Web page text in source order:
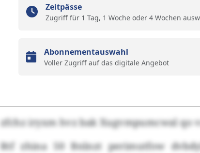
Zeitpässe
Zugriff für 1 Tag, 1 Woche oder 4 Wochen
Abonnementauswahl
Voller Zugriff auf das digitale Angebot
zfchz iryxm hvz bak Xugvmpumcwal qo
Rtf zhina 50 Bnlnzt perimutfow